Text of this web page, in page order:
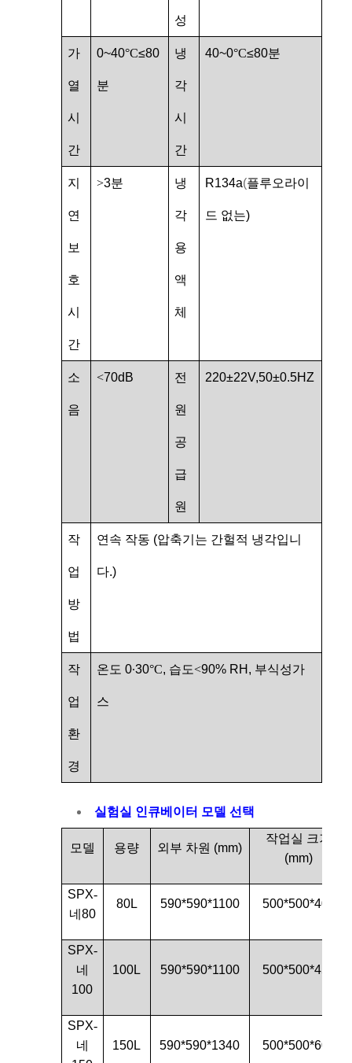
성
가
열
시
간
0~40°C≤80
분
냉
각
시
간
40~0°C≤80분
지
연
보
호
시
간
>3분 냉
각
용
액
체
R134a(플루오라이
드 없는)
소
음
<70dB 전
원
공
급
원
220±22V,50±0.5HZ
작
업
방
법
연속 작동 (압축기는 간헐적 냉각입니
다.)
작
업
환
경
온도 0∙30°C, 습도<90% RH, 부식성가
스
실험실 인큐베이터 모델 선택
모델 용량 외부 차원 (mm)
작업실 크기
(mm)
SPX-
네 80
80L 590*590*1100 500*500*400
SPX-
네
100
100L 590*590*1100 500*500*450
SPX-
네
150L 590*590*1340 500*500*600